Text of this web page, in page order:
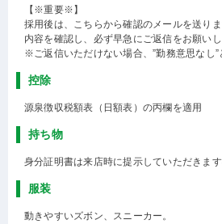
【※重要※】
採用後は、こちらから確認のメールを送りま
内容を確認し、必ず早急にご返信をお願いし
※ご返信いただけない場合、”勤務意思なし
控除
源泉徴収税額表（日額表）の丙欄を適用
持ち物
身分証明書は来店時に提示していただきま
服装
動きやすいズボン、スニーカー。